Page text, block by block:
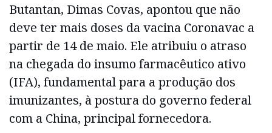
Butantan, Dimas Covas, apontou que não
deve ter mais doses da vacina Coronavac a
partir de 14 de maio. Ele atribuiu o atraso
na chegada do insumo farmacêutico ativo
(IFA), fundamental para a produção dos
imunizantes, à postura do governo federal
com a China, principal fornecedora.